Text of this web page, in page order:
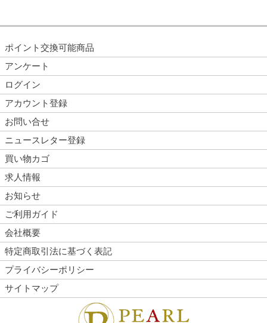
ポイント交換可能商品
アンケート
ログイン
アカウント登録
お問い合せ
ニュースレター登録
買い物カゴ
求人情報
お知らせ
ご利用ガイド
会社概要
特定商取引法に基づく表記
プライバシーポリシー
サイトマップ